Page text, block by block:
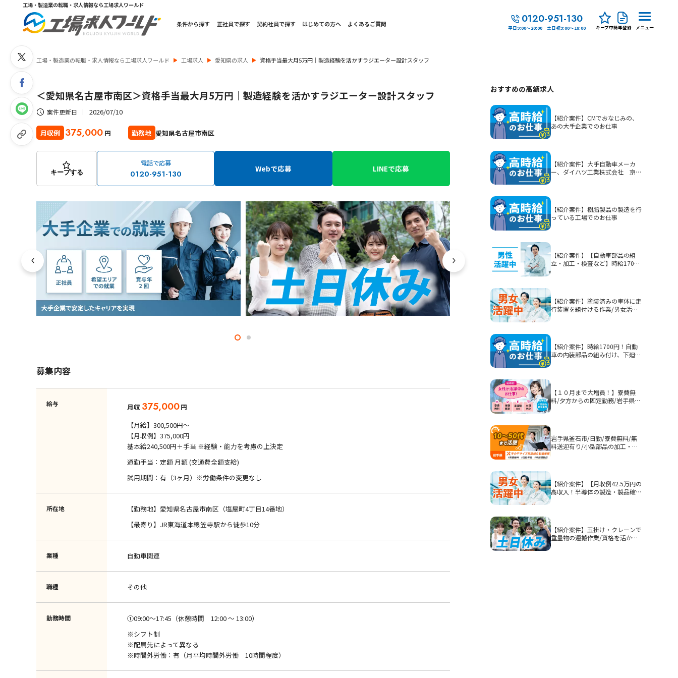
工場・製造業の転職・求人情報なら工場求人ワールド
条件から探す 正社員で探す 契約社員で探す はじめての方へ よくあるご質問 0120-951-130
平日9:00～20:00 土日祝9:00～18:00 キープ中簡単登録 メニュー
工場・製造業の転職・求人情報なら工場求人ワールド 工場求人 愛知県の求人 資格手当最大月5万円｜製造経験を活かすラジエーター設計スタッフ
＜愛知県名古屋市南区＞資格手当最大月5万円｜製造経験を活かすラジエーター設計スタッフ
案件更新日 2026/07/10
月収例 375,000 円 勤務地 愛知県名古屋市南区
キープする
電話で応募
0120-951-130 Webで応募 LINEで応募
募集内容
給与 月収 375,000円
【月給】300,500円～
【月収例】375,000円
基本給240,500円＋手当 ※経験・能力を考慮の上決定
通勤手当：定額 月額 (交通費全額支給)
試用期間：有（3ヶ月）※労働条件の変更なし
所在地
【勤務地】愛知県名古屋市南区（塩屋町4丁目14番地）
【最寄り】JR東海道本線笠寺駅から徒歩10分
業種 自動車関連
職種 その他
勤務時間
①09:00～17:45（休憩時間 12:00 ～ 13:00）
※シフト制
※配属先によって異なる
※時間外労働：有（月平均時間外労働 10時間程度）
おすすめの高額求人
【紹介案件】CMでおなじみの、
あの大手企業でのお仕事
【紹介案件】大手自動車メーカ
ー、ダイハツ工業株式会社 京都
【紹介案件】樹脂製品の製造を行
っている工場でのお仕事
【紹介案件】【自動車部品の組
立・加工・検査など】時給1700
【紹介案件】塗装済みの車体に走
行装置を組付ける作業/男女活躍
【紹介案件】時給1700円！自動
車の内装部品の組み付け、下廻り
【１０月まで大増員！】寮費無
料/夕方からの固定勤務/岩手県釜
岩手県釜石市/日勤/寮費無料/無
料送迎有り/小型部品の加工・表
【紹介案件】【月収例42.5万円の
高収入！半導体の製造・製品確
躍【紹介案件】玉掛け・クレーンで
重量物の運搬作業/資格を活かし